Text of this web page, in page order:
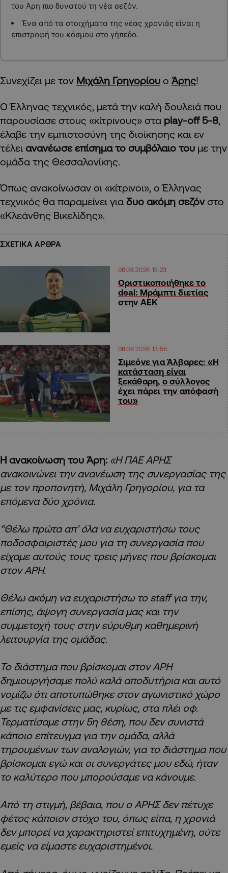
του Άρη πιο δυνατού τη νέα σεζόν.
Ένα από τα στοιχήματα της νέας χρονιάς είναι η
επιστροφή του κόσμου στο γήπεδο.
Συνεχίζει με τον Μιχάλη Γρηγορίου ο Άρης!
Ο Έλληνας τεχνικός, μετά την καλή δουλειά που
παρουσίασε στους «κίτρινους» στα play-off 5-8,
έλαβε την εμπιστοσύνη της διοίκησης και εν
τέλει ανανέωσε επίσημα το συμβόλαιο του με την
ομάδα της Θεσσαλονίκης.
Όπως ανακοίνωσαν οι «κίτρινοι», ο Έλληνας
τεχνικός θα παραμείνει για δυο ακόμη σεζόν στο
«Κλεάνθης Βικελίδης».
ΣΧΕΤΙΚΑ ΑΡΘΡΑ
08.08.2026 15:23
Οριστικοποιήθηκε το
deal: Μράμπτι διετίας
στην ΑΕΚ
08.08.2026 13:56
Σιμεόνε για Άλβαρες: «Η
κατάσταση είναι
ξεκάθαρη, ο σύλλογος
έχει πάρει την απόφασή
του»
Η ανακοίνωση του Άρη: «Η ΠΑΕ ΑΡΗΣ
ανακοινώνει την ανανέωση της συνεργασίας της
με τον προπονητή, Μιχάλη Γρηγορίου, για τα
επόμενα δύο χρόνια.
“Θέλω πρώτα απ’ όλα να ευχαριστήσω τους
ποδοσφαιριστές μου για τη συνεργασία που
είχαμε αυτούς τους τρεις μήνες που βρίσκομαι
στον ΑΡΗ.
Θέλω ακόμη να ευχαριστήσω το staff για την,
επίσης, άψογη συνεργασία μας και την
συμμετοχή τους στην εύρυθμη καθημερινή
λειτουργία της ομάδας.
Το διάστημα που βρίσκομαι στον ΑΡΗ
δημιουργήσαμε πολύ καλά αποδυτήρια και αυτό
νομίζω ότι αποτυπώθηκε στον αγωνιστικό χώρο
με τις εμφανίσεις μας, κυρίως, στα πλέι οφ.
Τερματίσαμε στην 5η θέση, που δεν συνιστά
κάποιο επίτευγμα για την ομάδα, αλλά
τηρουμένων των αναλογιών, για το διάστημα που
βρίσκομαι εγώ και οι συνεργάτες μου εδώ, ήταν
το καλύτερο που μπορούσαμε να κάνουμε.
Από τη στιγμή, βέβαια, που ο ΑΡΗΣ δεν πέτυχε
φέτος κάποιον στόχο του, όπως είπα, η χρονιά
δεν μπορεί να χαρακτηριστεί επιτυχημένη, ούτε
εμείς να είμαστε ευχαριστημένοι.